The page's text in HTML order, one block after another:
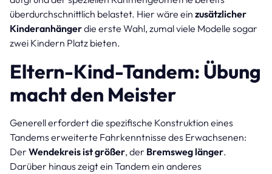
überdurchschnittlich belastet. Hier wäre ein zusätzlicher
Kinderanhängerdie erste Wahl, zumal viele Modelle sogar
zwei Kindern Platz bieten.
Eltern-Kind-Tandem: Übung
macht den Meister
Generell erfordert die spezifische Konstruktion eines
Tandems erweiterte Fahrkenntnisse des Erwachsenen:
Der Wendekreis ist größer, der Bremsweg länger.
Darüber hinaus zeigt ein Tandem ein anderes